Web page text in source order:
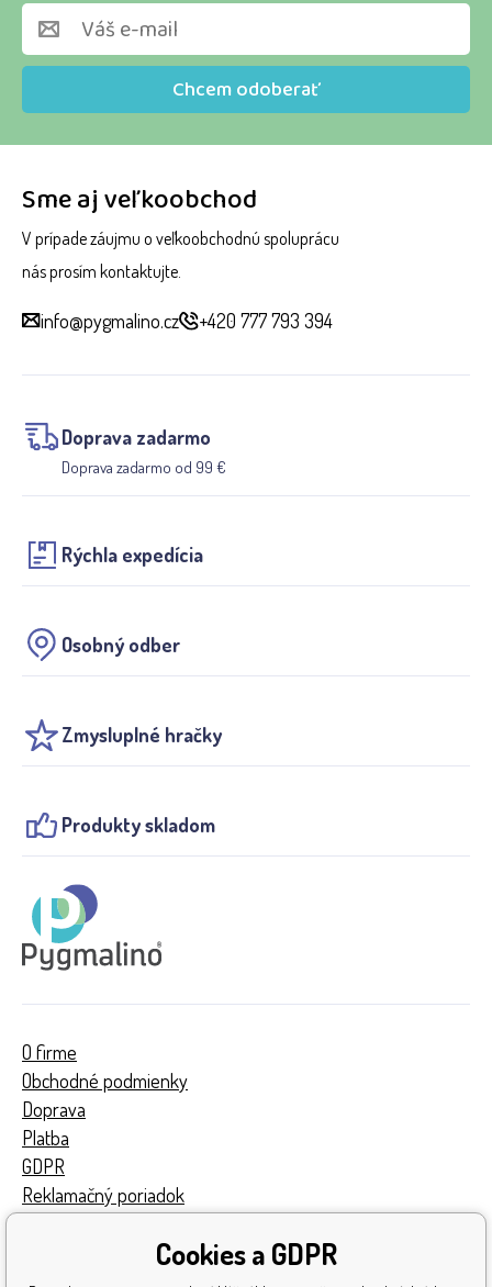
Sme aj veľkoobchod
V prípade záujmu o veľkoobchodnú spoluprácu
nás prosím kontaktujte.
info@pygmalino.cz +420 777 793 394
Doprava zadarmo
Doprava zadarmo od 99 €
Rýchla expedícia
Osobný odber
Zmysluplné hračky
Produkty skladom
Chcem odoberať
O firme
Obchodné podmienky
Doprava
Platba
GDPR
Reklamačný poriadok
Získané ocenenia
Cookies a GDPR